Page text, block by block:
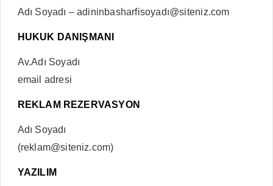
Adı Soyadı – adininbasharfisoyadı@siteniz.com
HUKUK DANIŞMANI
Av.Adı Soyadı
email adresi
REKLAM REZERVASYON
Adı Soyadı
(reklam@siteniz.com)
YAZILIM